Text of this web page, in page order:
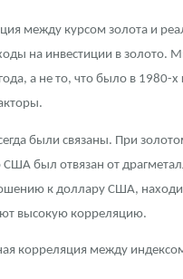
между курсом золота и
на инвестиции в золото.
а не то, что было в 1980-х
были связаны. При
США был отвязан от
к доллару США,
высокую корреляцию.
корреляция между